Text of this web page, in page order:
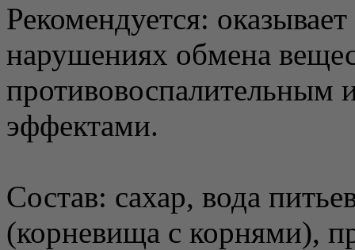
Рекомендуется:
нарушениях обмена
противовоспалительным
эффектами.
Состав: сахар, вода
(корневища с корнями),